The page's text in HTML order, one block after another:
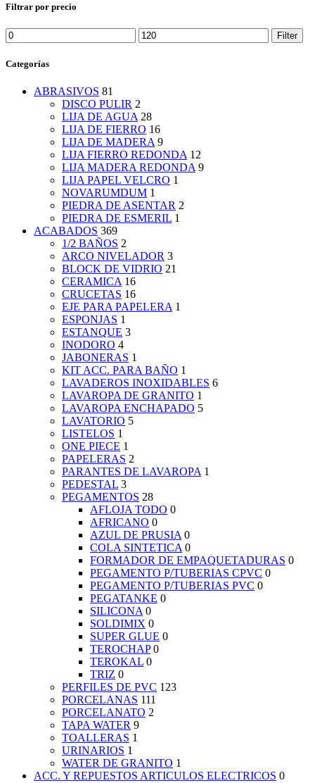
Filtrar por precio
Min
price
Max
price
Filter
Categorías
ABRASIVOS 81
DISCO PULIR 2
LIJA DE AGUA 28
LIJA DE FIERRO 16
LIJA DE MADERA 9
LIJA FIERRO REDONDA 12
LIJA MADERA REDONDA 9
LIJA PAPEL VELCRO 1
NOVARUMDUM 1
PIEDRA DE ASENTAR 2
PIEDRA DE ESMERIL 1
ACABADOS 369
1/2 BAÑOS 2
ARCO NIVELADOR 3
BLOCK DE VIDRIO 21
CERAMICA 16
CRUCETAS 16
EJE PARA PAPELERA 1
ESPONJAS 1
ESTANQUE 3
INODORO 4
JABONERAS 1
KIT ACC. PARA BAÑO 1
LAVADEROS INOXIDABLES 6
LAVAROPA DE GRANITO 1
LAVAROPA ENCHAPADO 5
LAVATORIO 5
LISTELOS 1
ONE PIECE 1
PAPELERAS 2
PARANTES DE LAVAROPA 1
PEDESTAL 3
PEGAMENTOS 28
AFLOJA TODO 0
AFRICANO 0
AZUL DE PRUSIA 0
COLA SINTETICA 0
FORMADOR DE EMPAQUETADURAS 0
PEGAMENTO P/TUBERIAS CPVC 0
PEGAMENTO P/TUBERIAS PVC 0
PEGATANKE 0
SILICONA 0
SOLDIMIX 0
SUPER GLUE 0
TEROCHAP 0
TEROKAL 0
TRIZ 0
PERFILES DE PVC 123
PORCELANAS 111
PORCELANATO 2
TAPA WATER 9
TOALLERAS 1
URINARIOS 1
WATER DE GRANITO 1
ACC. Y REPUESTOS ARTICULOS ELECTRICOS 0